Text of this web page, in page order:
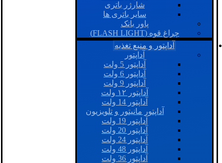
شارژر باتری
سایر باتری ها
پاور بانک
چراغ قوه (FLASH LIGHT)
آداپتور و منبع تغذیه
آداپتور
آداپتور 5 ولت
آداپتور 6 ولت
آداپتور 9 ولت
آداپتور ۱۲ ولت
آداپتور 14 ولت
آداپتور مانیتور و تلویزیون
آداپتور 19 ولت
آداپتور 20 ولت
آداپتور 24 ولت
آداپتور 48 ولت
آداپتور 36 ولت